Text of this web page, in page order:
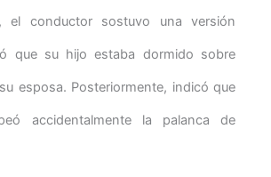
el conductor sostuvo una versión
que su hijo estaba dormido sobre
esposa. Posteriormente, indicó que
accidentalmente la palanca de